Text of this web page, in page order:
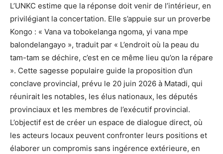
L’UNKC estime que la réponse doit venir de l’intérieur, en
privilégiant la concertation. Elle s’appuie sur un proverbe
Kongo : « Vana va tobokelanga ngoma, yi vana mpe
balondelangayo », traduit par « L’endroit où la peau du
tam-tam se déchire, c’est en ce même lieu qu’on la répare
». Cette sagesse populaire guide la proposition d’un
conclave provincial, prévu le 20 juin 2026 à Matadi, qui
réunirait les notables, les élus nationaux, les députés
provinciaux et les membres de l’exécutif provincial.
L’objectif est de créer un espace de dialogue direct, où
les acteurs locaux peuvent confronter leurs positions et
élaborer un compromis sans ingérence extérieure, en